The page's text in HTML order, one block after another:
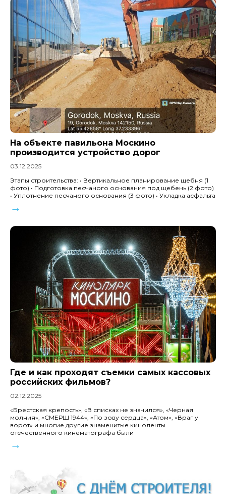
На объекте павильона Москино
производится устройство дорог
03.12.2025
Этапы строительства: • Вертикальное планирование щебня (1
фото) • Подготовка песчаного основания под щебень (2 фото)
• Уплотнение песчаного основания (3 фото) • Укладка асфальта
→
Где и как проходят съемки самых кассовых
российских фильмов?
02.12.2025
«Брестская крепость», «В списках не значился», «Черная
молния», «СМЕРШ 1944», «По зову сердца», «Атом», «Враг у
ворот» и многие другие знаменитые киноленты
отечественного кинематографа были
→